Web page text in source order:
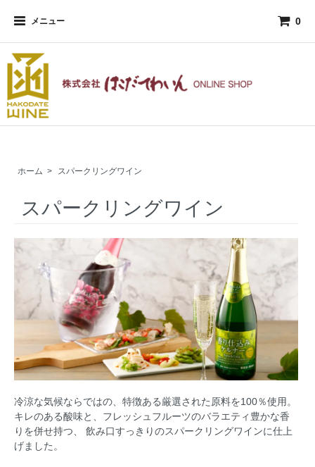
メニュー 0
ホーム > スパークリングワイン
スパークリングワイン
冷涼な気候ならではの、特徴ある厳選された原料を100％使用。
キレのある酸味と、フレッシュフルーツのバラエティ豊かな香
りを併せ持つ、 飲み口すっきりのスパークリングワインに仕上
げました。